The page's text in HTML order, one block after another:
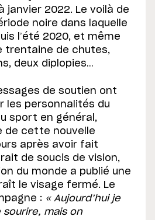
janvier 2022. Le voilà de
noire dans laquelle
l’été 2020, et même
trentaine de chutes,
deux diplopies…
de soutien ont
les personnalités du
sport en général,
de cette nouvelle
après avoir fait
de soucis de vision,
du monde a publié une
le visage fermé. Le
: « Aujourd’hui je
sourire, mais on